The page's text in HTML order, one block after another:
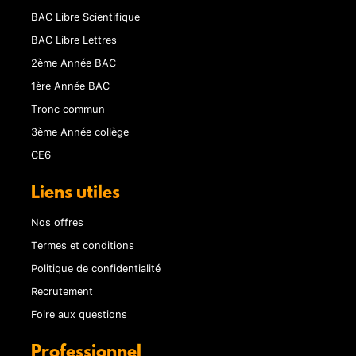
BAC Libre Scientifique
BAC Libre Lettres
2ème Année BAC
1ère Année BAC
Tronc commun
3ème Année collège
CE6
Liens utiles
Nos offres
Termes et conditions
Politique de confidentialité
Recrutement
Foire aux questions